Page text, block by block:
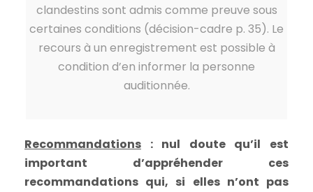
clandestins sont admis comme preuve sous
certaines conditions (décision-cadre p. 35). Le
recours à un enregistrement est possible à
condition d’en informer la personne
auditionnée.
Recommandations : nul doute qu’il est
important d’appréhender ces
recommandations qui, si elles n’ont pas